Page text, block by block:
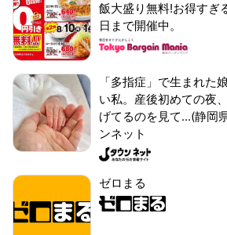
飯大盛り無料!お得すぎ
日まで開催中。
「多指症」で生まれた
い私。産後初めての夜
げてるのを見て...(静岡
ンネット
ゼロまる